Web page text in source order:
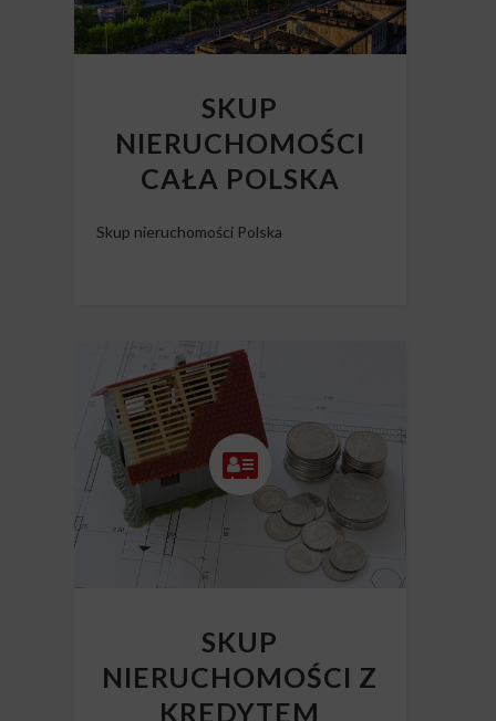
SKUP
NIERUCHOMOŚCI
CAŁA POLSKA
Skup nieruchomości Polska
SKUP
NIERUCHOMOŚCI Z
KREDYTEM